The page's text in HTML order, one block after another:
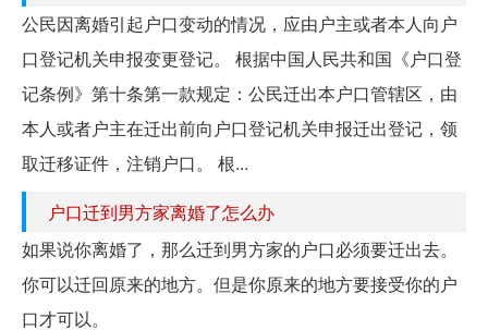
公民因离婚引起户口变动的情况，应由户主或者本人向户
口登记机关申报变更登记。 根据中国人民共和国《户口登
记条例》第十条第一款规定：公民迁出本户口管辖区，由
本人或者户主在迁出前向户口登记机关申报迁出登记，领
取迁移证件，注销户口。 根...
户口迁到男方家离婚了怎么办
如果说你离婚了，那么迁到男方家的户口必须要迁出去。
你可以迁回原来的地方。但是你原来的地方要接受你的户
口才可以。